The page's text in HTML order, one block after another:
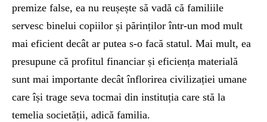
premize false, ea nu reușește să vadă că familiile
servesc binelui copiilor și părinților într-un mod mult
mai eficient decât ar putea s-o facă statul. Mai mult, ea
presupune că profitul financiar și eficiența materială
sunt mai importante decât înflorirea civilizației umane
care își trage seva tocmai din instituția care stă la
temelia societății, adică familia.